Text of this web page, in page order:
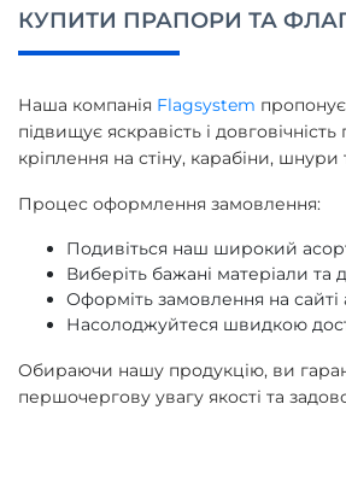
КУПИТИ ПРАПОРИ ТА
Наша компанія Flagsystem
підвищує яскравість і
кріплення на стіну, карабіни,
Процес оформлення замовлення:
Подивіться наш широкий
Виберіть бажані матеріали та
Оформіть замовлення на
Насолоджуйтеся швидкою
Обираючи нашу продукцію, ви
першочергову увагу якості та